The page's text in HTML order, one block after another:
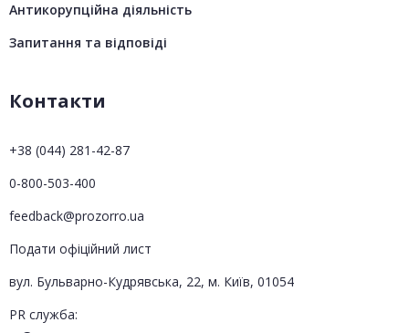
Антикорупційна діяльність
Запитання та відповіді
Контакти
+38 (044) 281-42-87
0-800-503-400
feedback@prozorro.ua
Подати офіційний лист
вул. Бульварно-Кудрявська, 22, м. Київ, 01054
PR служба: